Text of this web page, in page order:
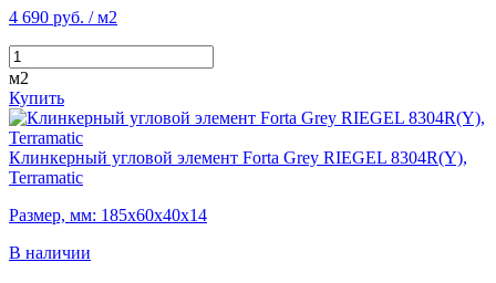
4 690 руб. / м2
м2
Купить
Клинкерный угловой элемент Forta Grey RIEGEL 8304R(Y),
Terramatic
Размер, мм: 185х60х40х14
В наличии